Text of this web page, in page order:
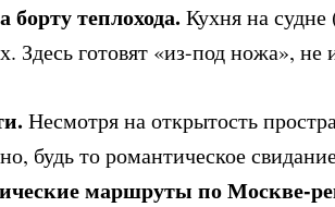
теплохода. Кухня на
Здесь готовят «из-под ножа»,
Несмотря на открытость
будь то романтическое
маршруты по Москве-